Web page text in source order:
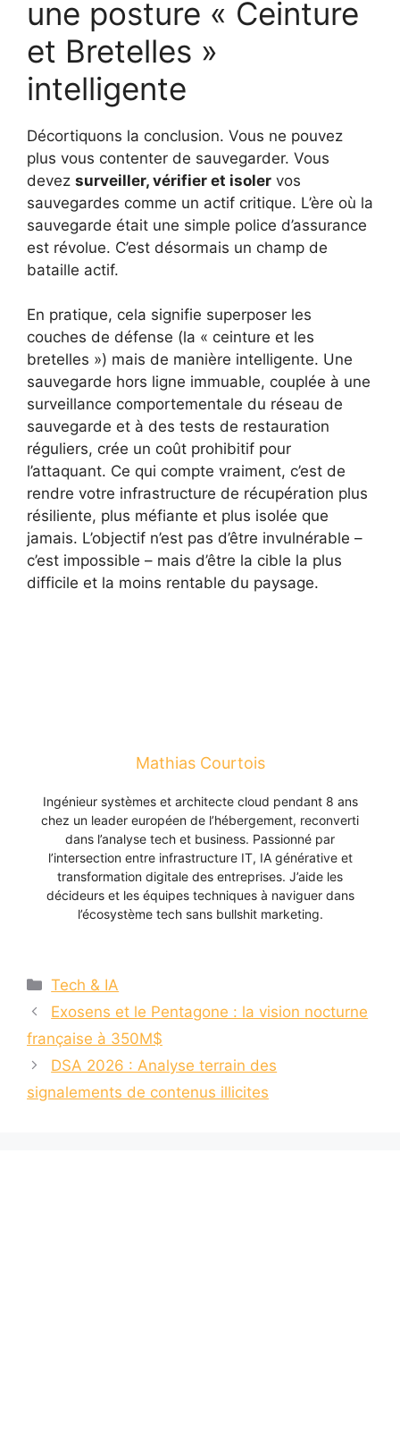
une posture « Ceinture
et Bretelles »
intelligente
Décortiquons la conclusion. Vous ne pouvez
plus vous contenter de sauvegarder. Vous
devez surveiller, vérifier et isoler vos
sauvegardes comme un actif critique. L’ère où la
sauvegarde était une simple police d’assurance
est révolue. C’est désormais un champ de
bataille actif.
En pratique, cela signifie superposer les
couches de défense (la « ceinture et les
bretelles ») mais de manière intelligente. Une
sauvegarde hors ligne immuable, couplée à une
surveillance comportementale du réseau de
sauvegarde et à des tests de restauration
réguliers, crée un coût prohibitif pour
l’attaquant. Ce qui compte vraiment, c’est de
rendre votre infrastructure de récupération plus
résiliente, plus méfiante et plus isolée que
jamais. L’objectif n’est pas d’être invulnérable –
c’est impossible – mais d’être la cible la plus
difficile et la moins rentable du paysage.
Mathias Courtois
Ingénieur systèmes et architecte cloud pendant 8 ans
chez un leader européen de l’hébergement, reconverti
dans l’analyse tech et business. Passionné par
l’intersection entre infrastructure IT, IA générative et
transformation digitale des entreprises. J’aide les
décideurs et les équipes techniques à naviguer dans
l’écosystème tech sans bullshit marketing.
Catégories
Tech & IA
Exosens et le Pentagone : la vision nocturne
française à 350M$
DSA 2026 : Analyse terrain des
signalements de contenus illicites